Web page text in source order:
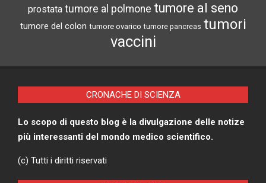
prostata tumore al polmone tumore al seno
tumore del colon tumore ovarico tumore pancreas tumori
vaccini
CRONACHE DI SCIENZA
Lo scopo di questo blog è la divulgazione delle notize
più interessanti del mondo medico scientifico.
(c) Tutti i diritti riservati